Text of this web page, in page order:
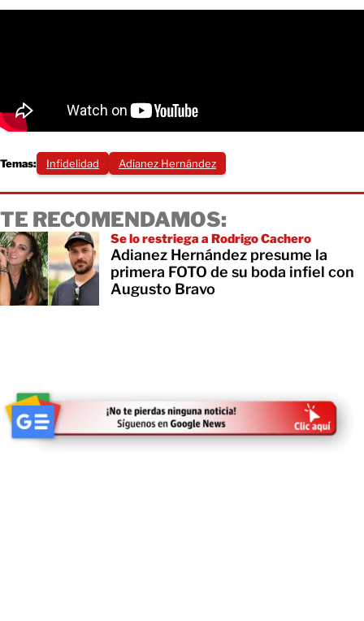
Temas: Infidelidad Adianez Hernández
TE RECOMENDAMOS:
Se lo restriega a Rodrigo Cachero
Adianez Hernández presume la
primera FOTO de su boda infiel con
Augusto Bravo